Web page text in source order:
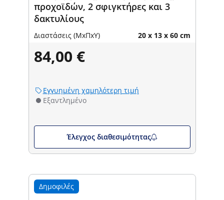
προχοϊδών, 2 σφιγκτήρες και 3
δακτυλίους
Διαστάσεις (ΜxΠxΥ) 20 x 13 x 60 cm
84,00 €
Εγγυημένη χαμηλότερη τιμή
Εξαντλημένο
Έλεγχος διαθεσιμότητας
Δημοφιλές